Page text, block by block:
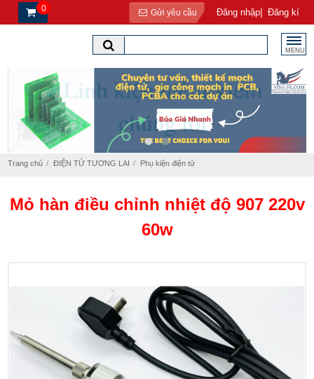
0 Gửi yêu cầu Đăng nhập| Đăng kí
MENU
Trang chủ ĐIỆN TỬ TƯƠNG LAI Phụ kiện điện tử
Mỏ hàn điều chỉnh nhiệt độ 907 220v
60w